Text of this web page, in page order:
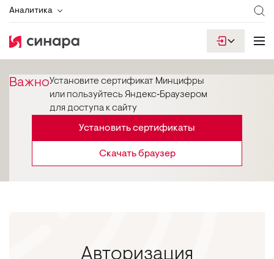
Аналитика
ВажноУстановите сертификат Минцифры
или пользуйтесь Яндекс‑Браузером
для доступа к сайту
Установить сертификаты
Скачать браузер
Авторизация